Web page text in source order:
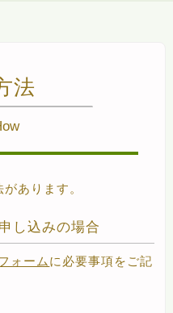
法
あります。
し込みの場合
ォーム に必要事項をご記